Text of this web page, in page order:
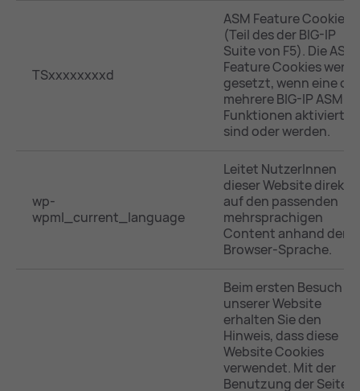
TSxxxxxxxxd
ASM Feature Cookie
(Teil des der BIG-IP
Suite von F5). Die ASM
Feature Cookies
gesetzt, wenn eine
mehrere BIG-IP ASM-
Funktionen aktiviert
sind oder werden.
wp-
wpml_current_language
Leitet NutzerInnen
dieser Website direkt
auf den passenden
mehrsprachigen
Content anhand der
Browser-Sprache.
Beim ersten Besuch
unserer Website
erhalten Sie den
Hinweis, dass diese
Website Cookies
verwendet. Mit der
Benutzung der Seite